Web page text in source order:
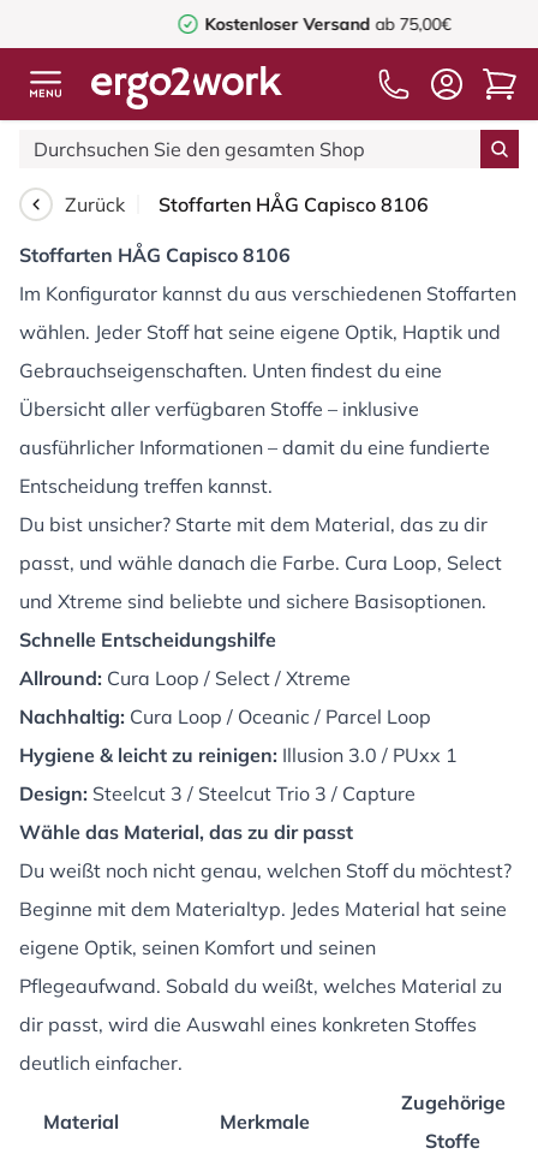
Kostenloser Versandab 75,00€
Zurück Stoffarten HÅG Capisco 8106
Stoffarten HÅG Capisco 8106
Im Konfigurator kannst du aus verschiedenen Stoffarten
wählen. Jeder Stoff hat seine eigene Optik, Haptik und
Gebrauchseigenschaften. Unten findest du eine
Übersicht aller verfügbaren Stoffe – inklusive
ausführlicher Informationen – damit du eine fundierte
Entscheidung treffen kannst.
Du bist unsicher? Starte mit dem Material, das zu dir
passt, und wähle danach die Farbe. Cura Loop, Select
und Xtreme sind beliebte und sichere Basisoptionen.
Schnelle Entscheidungshilfe
Allround: Cura Loop / Select / Xtreme
Nachhaltig: Cura Loop / Oceanic / Parcel Loop
Hygiene & leicht zu reinigen: Illusion 3.0 / PUxx 1
Design: Steelcut 3 / Steelcut Trio 3 / Capture
Wähle das Material, das zu dir passt
Du weißt noch nicht genau, welchen Stoff du möchtest?
Beginne mit dem Materialtyp. Jedes Material hat seine
eigene Optik, seinen Komfort und seinen
Pflegeaufwand. Sobald du weißt, welches Material zu
dir passt, wird die Auswahl eines konkreten Stoffes
deutlich einfacher.
Material Merkmale
Zugehörige
Stoffe